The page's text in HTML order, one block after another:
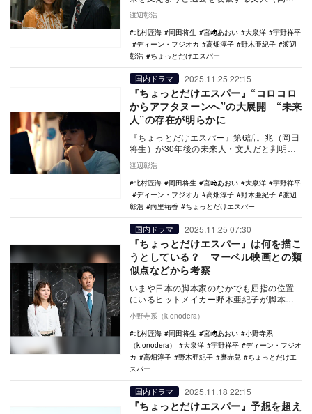
将生）の暴走が加速する。文太（大泉洋）
と四季（宮﨑…
渡辺彰浩
北村匠海
岡田将生 宮﨑あおい 大泉洋
宇野祥平
ディーン・フジオカ
高畑淳子 野木亜紀子
渡辺
彰浩
ちょっとだけエスパー
国内ドラマ 2025.11.25 22:15
『ちょっとだけエスパー』“コロコロ
からアフタヌーンへ”の大展開 “未来
人”の存在が明らかに
『ちょっとだけエスパー』第6話。兆（岡田
将生）が30年後の未来人・文人だと判明。
「アイ」は未来の市松で、真の敵は別。桜
介の凶悪な…
渡辺彰浩
北村匠海
岡田将生 宮﨑あおい 大泉洋
宇野祥平
ディーン・フジオカ
高畑淳子 野木亜紀子
渡辺
彰浩
向里祐香 ちょっとだけエスパー
国内ドラマ 2025.11.25 07:30
『ちょっとだけエスパー』は何を描こ
うとしている？ マーベル映画との類
似点などから考察
いまや日本の脚本家のなかでも屈指の位置
にいるヒットメイカー野木亜紀子が脚本を
手がける『ちょっとだけエスパー』の内容
について、今後…
小野寺系（k.onodera）
北村匠海
岡田将生 宮﨑あおい
小野寺系
（k.onodera）
大泉洋 宇野祥平
ディーン・フジオ
カ
高畑淳子 野木亜紀子 麿赤兒
ちょっとだけエ
スパー
国内ドラマ 2025.11.18 22:15
『ちょっとだけエスパー』予想を超え